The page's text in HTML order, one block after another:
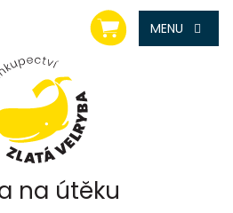
NÁKUPNÍ
KOŠÍK
na útěku